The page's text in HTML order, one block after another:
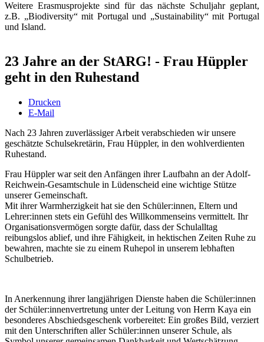
Weitere Erasmusprojekte sind für das nächste Schuljahr geplant,
z.B. „Biodiversity“ mit Portugal und „Sustainability“ mit Portugal
und Island.
23 Jahre an der StARG! - Frau Hüppler
geht in den Ruhestand
Drucken
E-Mail
Nach 23 Jahren zuverlässiger Arbeit verabschieden wir unsere
geschätzte Schulsekretärin, Frau Hüppler, in den wohlverdienten
Ruhestand.
Frau Hüppler war seit den Anfängen ihrer Laufbahn an der Adolf-
Reichwein-Gesamtschule in Lüdenscheid eine wichtige Stütze
unserer Gemeinschaft.
Mit ihrer Warmherzigkeit hat sie den Schüler:innen, Eltern und
Lehrer:innen stets ein Gefühl des Willkommenseins vermittelt. Ihr
Organisationsvermögen sorgte dafür, dass der Schulalltag
reibungslos ablief, und ihre Fähigkeit, in hektischen Zeiten Ruhe zu
bewahren, machte sie zu einem Ruhepol in unserem lebhaften
Schulbetrieb.
In Anerkennung ihrer langjährigen Dienste haben die Schüler:innen
der Schüler:innenvertretung unter der Leitung von Herrn Kaya ein
besonderes Abschiedsgeschenk vorbereitet: Ein großes Bild, verziert
mit den Unterschriften aller Schüler:innen unserer Schule, als